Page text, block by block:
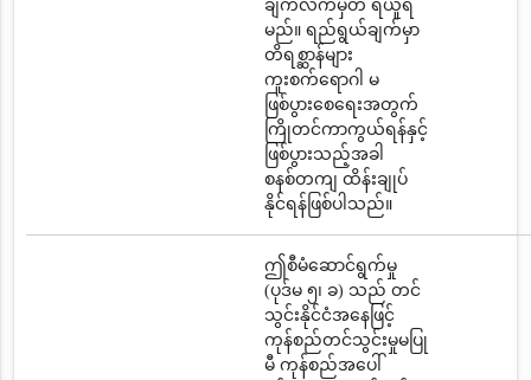
ချက်လက်မှတ် ရယူရ
မည်။ ရည်ရွယ်ချက်မှာ
တိရစ္ဆာန်များ
ကူးစက်ရောဂါ မ
ဖြစ်ပွားစေရေးအတွက်
ကြိုတင်ကာကွယ်ရန်နှင့်
ဖြစ်ပွားသည့်အခါ
စနစ်တကျ ထိန်းချုပ်
နိုင်ရန်ဖြစ်ပါသည်။
ဤစီမံဆောင်ရွက်မှု
(ပုဒ်မ ၅၊ ခ) သည် တင်
သွင်းနိုင်ငံအနေဖြင့်
ကုန်စည်တင်သွင်းမှုမပြု
မီ ကုန်စည်အပေါ်